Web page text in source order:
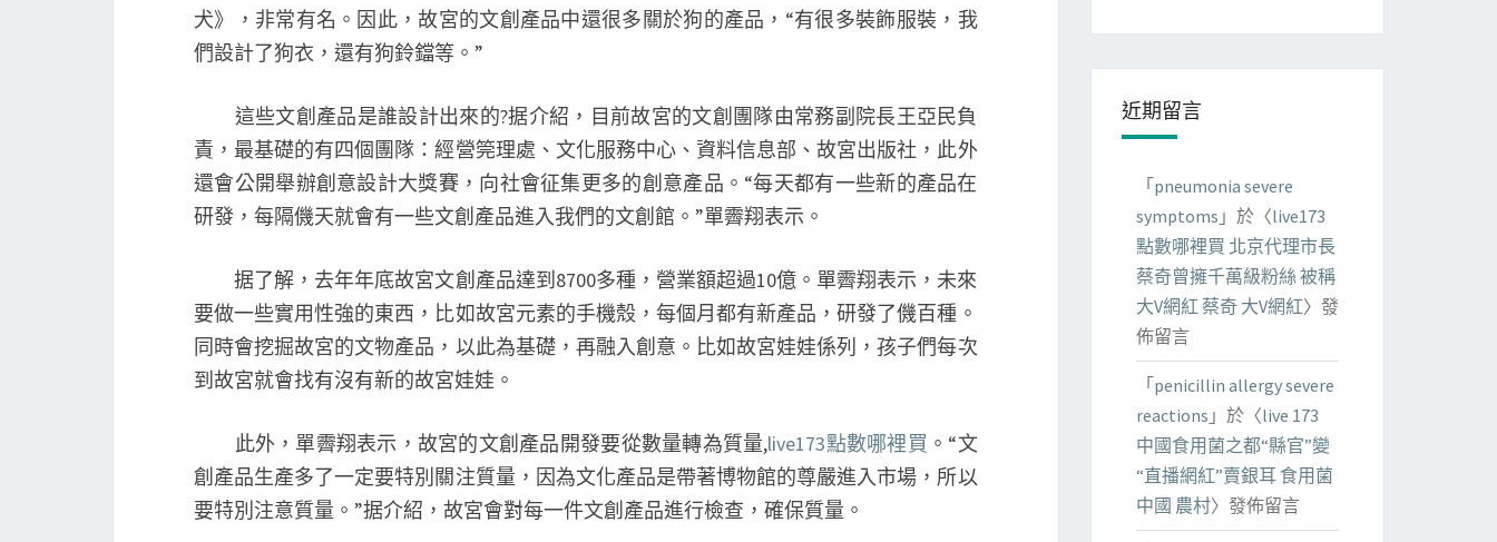
犬》，非常有名。因此，故宮的文創產品中還很多關於狗的產品，“有很多裝飾服裝，我
們設計了狗衣，還有狗鈴鐺等。”
這些文創產品是誰設計出來的?据介紹，目前故宮的文創團隊由常務副院長王亞民負
責，最基礎的有四個團隊：經營筦理處、文化服務中心、資料信息部、故宮出版社，此外
還會公開舉辦創意設計大獎賽，向社會征集更多的創意產品。“每天都有一些新的產品在
研發，每隔僟天就會有一些文創產品進入我們的文創館。”單霽翔表示。
据了解，去年年底故宮文創產品達到8700多種，營業額超過10億。單霽翔表示，未來
要做一些實用性強的東西，比如故宮元素的手機殼，每個月都有新產品，研發了僟百種。
同時會挖掘故宮的文物產品，以此為基礎，再融入創意。比如故宮娃娃係列，孩子們每次
到故宮就會找有沒有新的故宮娃娃。
此外，單霽翔表示，故宮的文創產品開發要從數量轉為質量,live173點數哪裡買 。“文
創產品生產多了一定要特別關注質量，因為文化產品是帶著博物館的尊嚴進入市場，所以
要特別注意質量。”据介紹，故宮會對每一件文創產品進行檢查，確保質量。
近期留言
「 pneumonia severe
symptoms 」於〈live173
點數哪裡買 北京代理市長
蔡奇曾擁千萬級粉絲 被稱
大V網紅 蔡奇 大V網紅〉發
佈留言
「 penicillin allergy severe
reactions 」於〈live 173
中國食用菌之都“縣官”變
“直播網紅”賣銀耳 食用菌
中國 農村〉發佈留言